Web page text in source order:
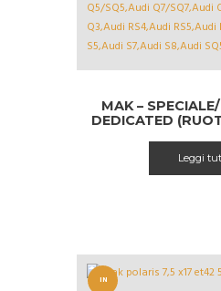
MAK –
DEDICATED
Leggi
IN